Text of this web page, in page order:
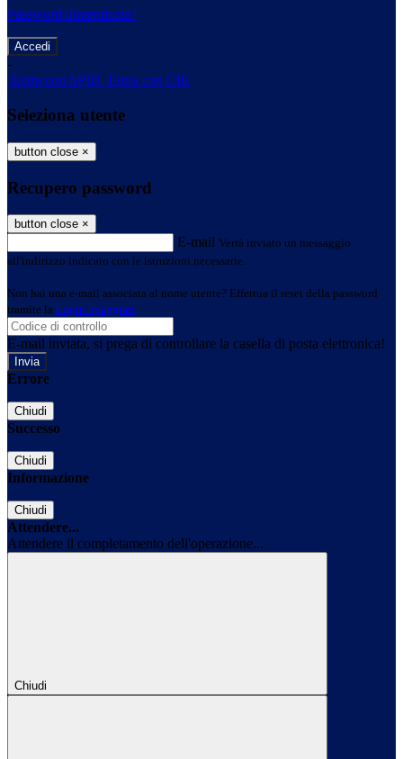
Password dimenticata?
-
Entra con SPID Entra con CIE
Seleziona utente
button close ×
Recupero password
button close ×
E-mail Verrà inviato un messaggio
all'indirizzo indicato con le istruzioni necessarie.
Non hai una e-mail associata al nome utente? Effettua il reset della password
tramite la Login Spaggiari
E-mail inviata, si prega di controllare la casella di posta elettronica!
Errore
Chiudi
Successo
Chiudi
Informazione
Chiudi
Attendere...
Attendere il completamento dell'operazione...
Chiudi